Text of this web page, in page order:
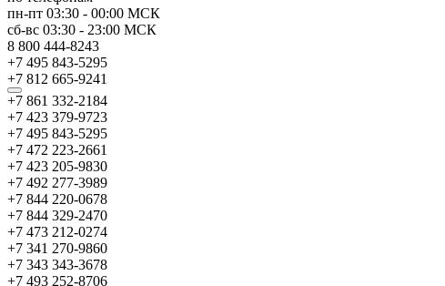
пн-пт 03:30 - 00:00 МСК
сб-вс 03:30 - 23:00 МСК
8 800 444-8243
+7 495 843-5295
+7 812 665-9241
+7 861 332-2184
+7 423 379-9723
+7 495 843-5295
+7 472 223-2661
+7 423 205-9830
+7 492 277-3989
+7 844 220-0678
+7 844 329-2470
+7 473 212-0274
+7 341 270-9860
+7 343 343-3678
+7 493 252-8706